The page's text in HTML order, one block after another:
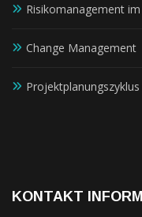
Risikomanagement
Change Management
KONTAKT